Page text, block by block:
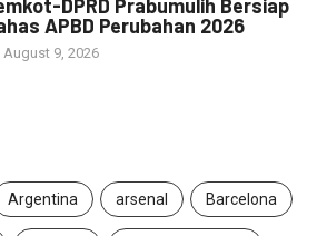
DPRD Prabumulih Bersiap
APBD Perubahan 2026
August 9, 2026
Argentina arsenal Barcelona